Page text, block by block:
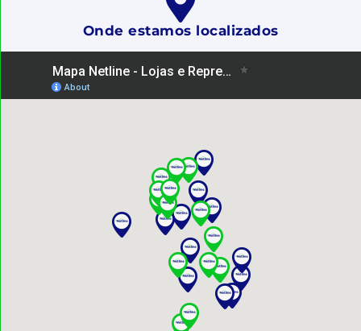
Onde estamos localizados